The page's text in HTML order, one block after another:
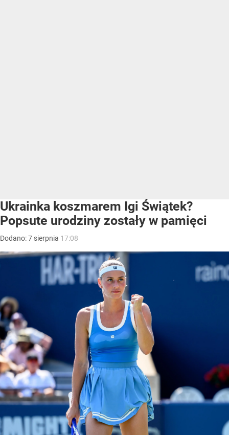
Ukrainka koszmarem Igi Świątek?
Popsute urodziny zostały w pamięci
Dodano:7 sierpnia 17:08